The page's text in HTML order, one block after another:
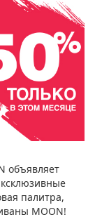
объявляет
палитра,
MOON!